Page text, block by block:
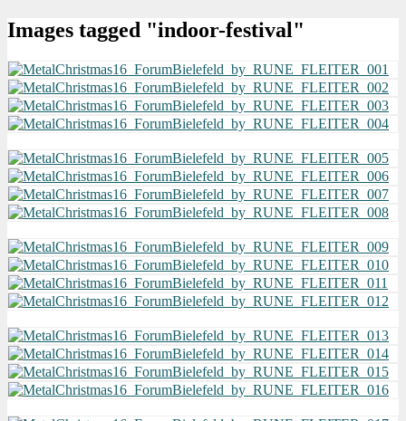
Images tagged "indoor-festival"